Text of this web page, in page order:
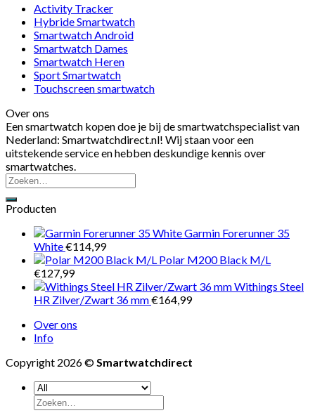
Activity Tracker
Hybride Smartwatch
Smartwatch Android
Smartwatch Dames
Smartwatch Heren
Sport Smartwatch
Touchscreen smartwatch
Over ons
Een smartwatch kopen doe je bij de smartwatchspecialist van
Nederland: Smartwatchdirect.nl! Wij staan voor een
uitstekende service en hebben deskundige kennis over
smartwatches.
Producten
Garmin Forerunner 35
White€114,99
Polar M200 Black M/L
€127,99
Withings Steel
HR Zilver/Zwart 36 mm€164,99
Over ons
Info
Copyright 2026 © Smartwatchdirect
Zoeken